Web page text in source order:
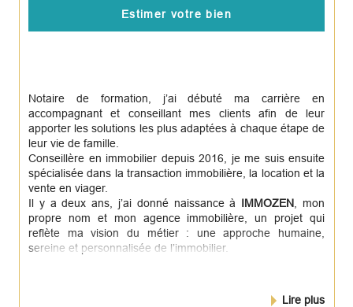
Estimer votre bien
Notaire de formation, j’ai débuté ma carrière en
accompagnant et conseillant mes clients afin de leur
apporter les solutions les plus adaptées à chaque étape de
leur vie de famille.
Conseillère en immobilier depuis 2016, je me suis ensuite
spécialisée dans la transaction immobilière, la location et la
vente en viager.
Il y a deux ans, j’ai donné naissance à IMMOZEN , mon
propre nom et mon agence immobilière, un projet qui
reflète ma vision du métier : une approche humaine,
sereine et personnalisée de l’immobilier.
Lire plus